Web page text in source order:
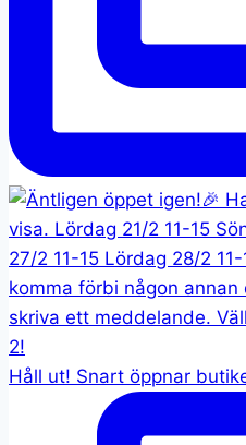
Håll ut! Snart öppnar